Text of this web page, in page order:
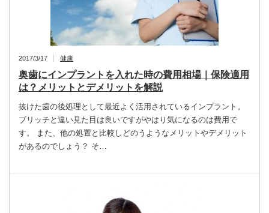
2017/3/17 健康
奥歯にインプラントを入れた時の費用相場｜保険適用
は？メリットとデメリットを解説
抜けた歯の後処理として最近よく活用されているインプラント。
ブリッチと違い見た目は良いですがやはり気になるのは費用で
す。 また、他の処置と比較しどのうようなメリットやデメリット
があるのでしょう？ そ…